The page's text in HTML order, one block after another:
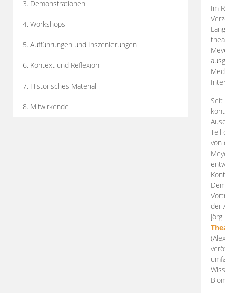
3. Demonstrationen
4. Workshops
5. Aufführungen und Inszenierungen
6. Kontext und Reflexion
7. Historisches Material
8. Mitwirkende
Im
Teil
von
der